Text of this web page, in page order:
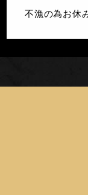
不漁の為お休